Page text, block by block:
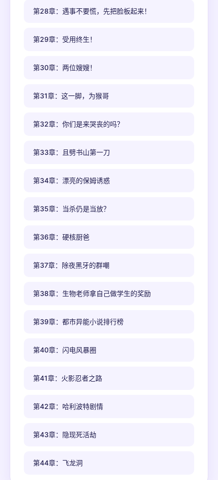
第28章：遇事不要慌，先把脸板起来！
第29章：受用终生！
第30章：两位嫂嫂！
第31章：这一脚，为猴哥
第32章：你们是来哭丧的吗？
第33章：且劈书山第一刀
第34章：漂亮的保姆诱惑
第35章：当杀仍是当放？
第36章：硬核厨爸
第37章：除夜黑牙的群嘲
第38章：生物老师拿自己做学生的奖励
第39章：都市异能小说排行榜
第40章：闪电风暴圈
第41章：火影忍者之路
第42章：哈利波特剧情
第43章：隐现死活劫
第44章：飞龙洞